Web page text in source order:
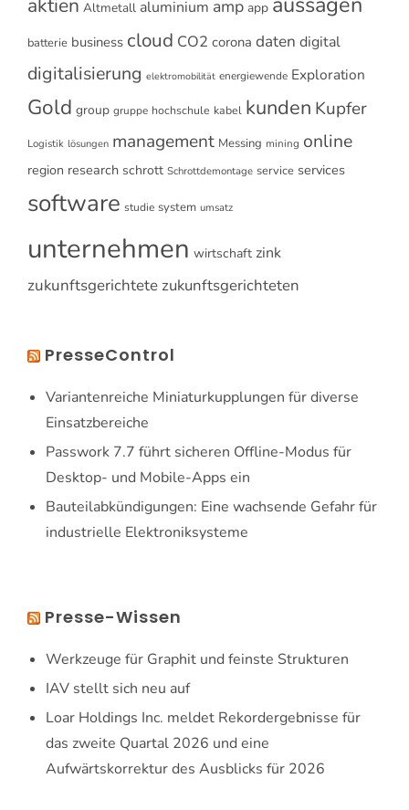
aktien Altmetall aluminium amp app
batterie business cloud CO2 corona daten digital
digitalisierung elektromobilität energiewende Exploration
Gold group gruppe hochschule kabel kunden Kupfer
Logistik lösungen management Messing mining online
region research schrott Schrottdemontage service services
software studie system umsatz
unternehmen wirtschaft zink
zukunftsgerichtete zukunftsgerichteten
PresseControl
Variantenreiche Miniaturkupplungen für diverse
Einsatzbereiche
Passwork 7.7 führt sicheren Offline-Modus für
Desktop- und Mobile-Apps ein
Bauteilabkündigungen: Eine wachsende Gefahr für
industrielle Elektroniksysteme
Presse-Wissen
Werkzeuge für Graphit und feinste Strukturen
IAV stellt sich neu auf
Loar Holdings Inc. meldet Rekordergebnisse für
das zweite Quartal 2026 und eine
Aufwärtskorrektur des Ausblicks für 2026